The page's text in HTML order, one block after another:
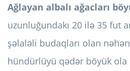
Ağlayan albalı ağacları
uzunluğundakı 20 ilə 35 fut
şəlaləli budaqları olan
hündürlüyü qədər böyük ola